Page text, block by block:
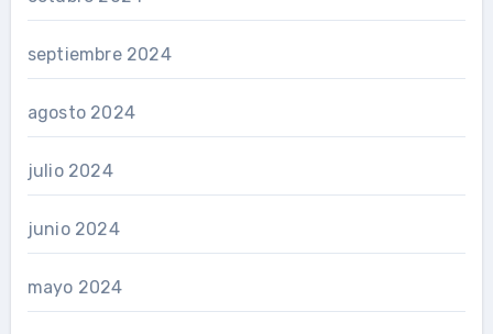
septiembre 2024
agosto 2024
julio 2024
junio 2024
mayo 2024